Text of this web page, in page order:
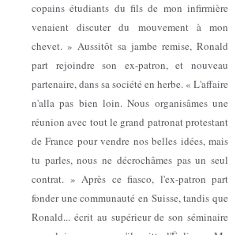
copains étudiants du fils de mon infirmière
venaient discuter du mouvement à mon
chevet. » Aussitôt sa jambe remise, Ronald
part rejoindre son ex-patron, et nouveau
partenaire, dans sa société en herbe. « L'affaire
n'alla pas bien loin. Nous organisâmes une
réunion avec tout le grand patronat protestant
de France pour vendre nos belles idées, mais
tu parles, nous ne décrochâmes pas un seul
contrat. » Après ce fiasco, l'ex-patron part
fonder une communauté en Suisse, tandis que
Ronald... écrit au supérieur de son séminaire